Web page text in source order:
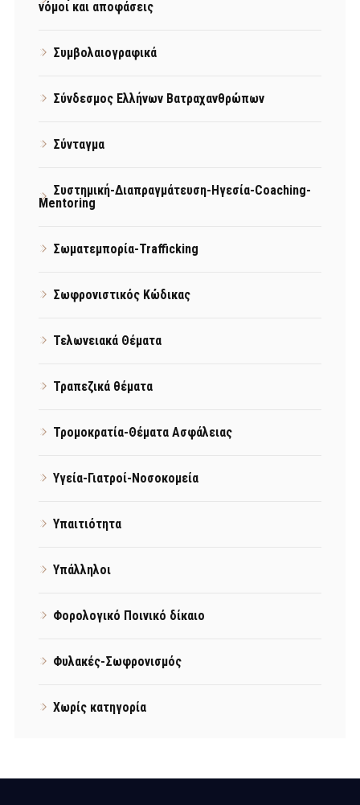
νόμοι και αποφάσεις
Συμβολαιογραφικά
Σύνδεσμος Ελλήνων Βατραχανθρώπων
Σύνταγμα
Συστημική-Διαπραγμάτευση-Ηγεσία-Coaching-
Mentoring
Σωματεμπορία-Trafficking
Σωφρονιστικός Κώδικας
Τελωνειακά Θέματα
Τραπεζικά θέματα
Τρομοκρατία-Θέματα Ασφάλειας
Υγεία-Γιατροί-Νοσοκομεία
Υπαιτιότητα
Υπάλληλοι
Φορολογικό Ποινικό δίκαιο
Φυλακές-Σωφρονισμός
Χωρίς κατηγορία